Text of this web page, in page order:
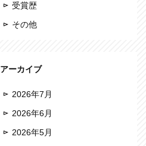
受賞歴
その他
アーカイブ
2026年7月
2026年6月
2026年5月